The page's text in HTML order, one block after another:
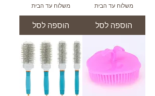
משלוח עד הבית
הוספה לסל
משלוח עד הבית
הוספה לסל